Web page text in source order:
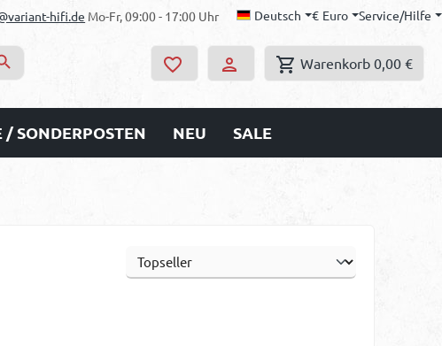
hifi.de Mo-Fr, 09:00 - 17:00 Uhr Deutsch € Euro Service/Hilfe
Warenkorb 0,00 €
/ SONDERPOSTEN NEU SALE